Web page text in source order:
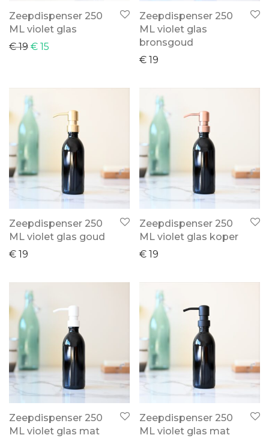
Zeepdispenser 250
ML violet glas
€19 € 15
Zeepdispenser 250
ML violet glas
bronsgoud
€ 19
Zeepdispenser 250
ML violet glas goud
€ 19
Zeepdispenser 250
ML violet glas koper
€ 19
Zeepdispenser 250
ML violet glas mat
Zeepdispenser 250
ML violet glas mat